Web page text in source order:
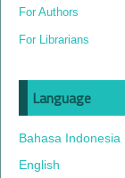
For Authors
For Librarians
Language
Bahasa Indonesia
English